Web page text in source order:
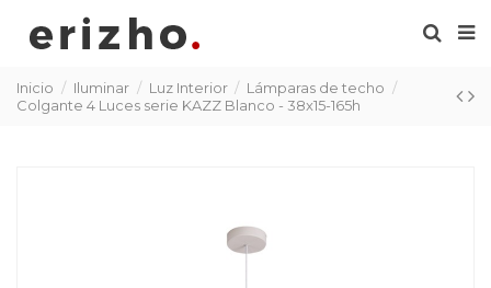
Inicio Iluminar Luz Interior
Lámparas de techo
Colgante 4 Luces serie KAZZ Blanco - 38x15-165h